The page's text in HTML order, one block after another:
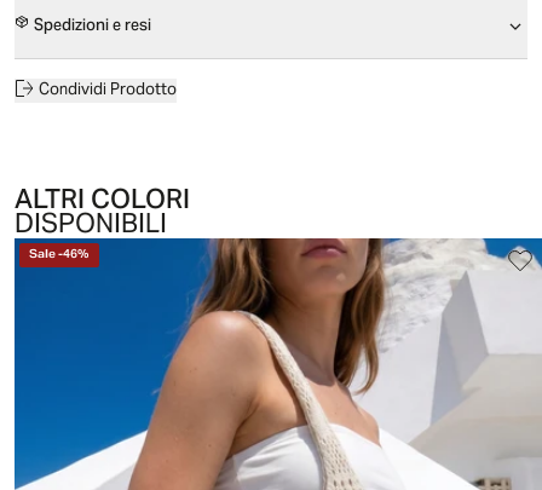
Spedizioni e resi
Condividi Prodotto
ALTRI COLORI
DISPONIBILI
Sale-46%